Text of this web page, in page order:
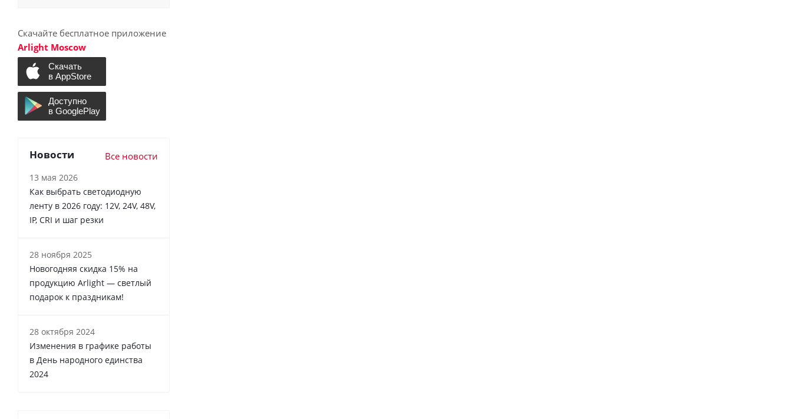
Скачайте бесплатное приложение
Arlight Moscow
Новости Все новости
13 мая 2026
Как выбрать светодиодную
ленту в 2026 году: 12V, 24V, 48V,
IP, CRI и шаг резки
28 ноября 2025
Новогодняя скидка 15% на
продукцию Arlight — светлый
подарок к праздникам!
28 октября 2024
Изменения в графике работы
в День народного единства
2024